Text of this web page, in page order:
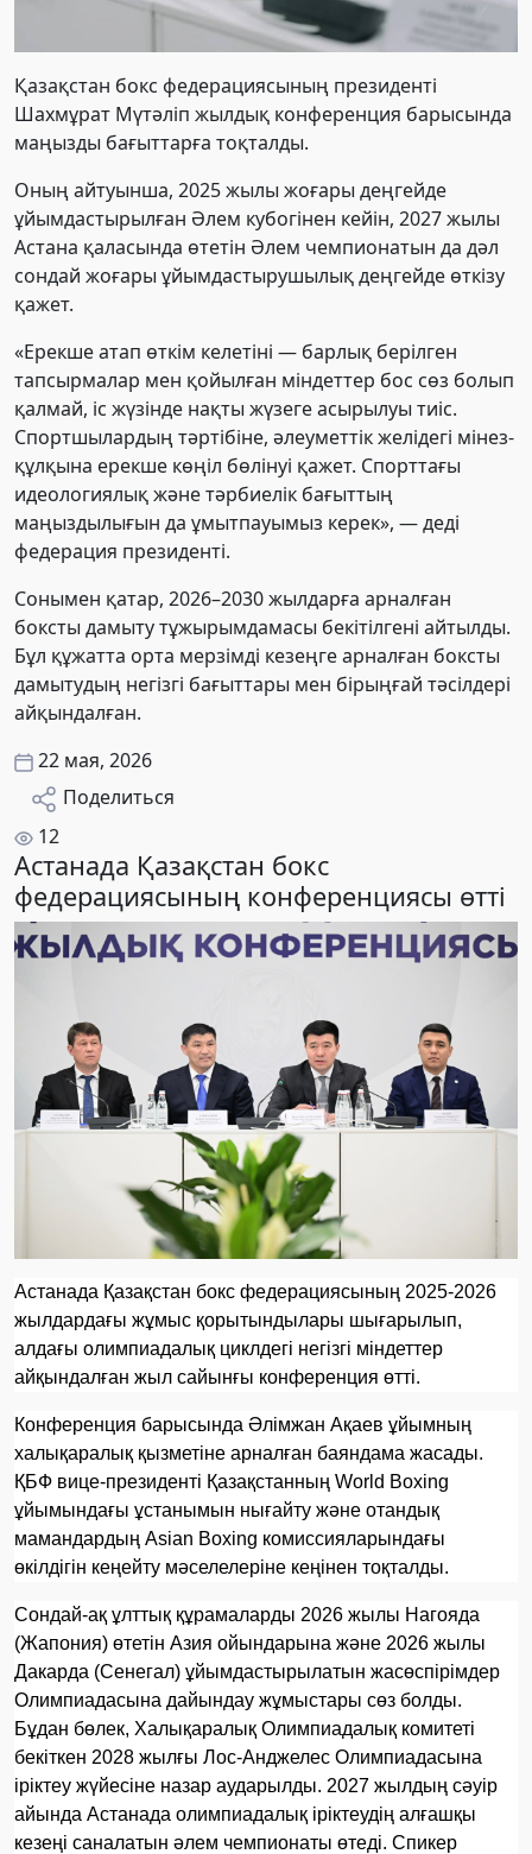
Қазақстан бокс федерациясының президенті
Шахмұрат Мүтәліп жылдық конференция барысында
маңызды бағыттарға тоқталды.
Оның айтуынша, 2025 жылы жоғары деңгейде
ұйымдастырылған Әлем кубогінен кейін, 2027 жылы
Астана қаласында өтетін Әлем чемпионатын да дәл
сондай жоғары ұйымдастырушылық деңгейде өткізу
қажет.
«Ерекше атап өткім келетіні — барлық берілген
тапсырмалар мен қойылған міндеттер бос сөз болып
қалмай, іс жүзінде нақты жүзеге асырылуы тиіс.
Спортшылардың тәртібіне, әлеуметтік желідегі мінез-
құлқына ерекше көңіл бөлінуі қажет. Спорттағы
идеологиялық және тәрбиелік бағыттың
маңыздылығын да ұмытпауымыз керек», — деді
федерация президенті.
Сонымен қатар, 2026–2030 жылдарға арналған
боксты дамыту тұжырымдамасы бекітілгені айтылды.
Бұл құжатта орта мерзімді кезеңге арналған боксты
дамытудың негізгі бағыттары мен бірыңғай тәсілдері
айқындалған.
22 мая, 2026
Поделиться
12
Астанада Қазақстан бокс
федерациясының конференциясы өтті
Астанада Қазақстан бокс федерациясының 2025-2026
жылдардағы жұмыс қорытындылары шығарылып,
алдағы олимпиадалық циклдегі негізгі міндеттер
айқындалған жыл сайынғы конференция өтті.
Конференция барысында Әлімжан Ақаев ұйымның
халықаралық қызметіне арналған баяндама жасады.
ҚБФ вице-президенті Қазақстанның World Boxing
ұйымындағы ұстанымын нығайту және отандық
мамандардың Asian Boxing комиссияларындағы
өкілдігін кеңейту мәселелеріне кеңінен тоқталды.
Сондай-ақ ұлттық құрамаларды 2026 жылы Нагояда
(Жапония) өтетін Азия ойындарына және 2026 жылы
Дакарда (Сенегал) ұйымдастырылатын жасөспірімдер
Олимпиадасына дайындау жұмыстары сөз болды.
Бұдан бөлек, Халықаралық Олимпиадалық комитеті
бекіткен 2028 жылғы Лос-Анджелес Олимпиадасына
іріктеу жүйесіне назар аударылды. 2027 жылдың сәуір
айында Астанада олимпиадалық іріктеудің алғашқы
кезеңі саналатын әлем чемпионаты өтеді. Спикер